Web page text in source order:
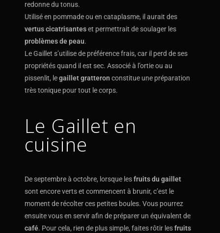
redonne du tonus.
Utilisé en pommade ou en cataplasme, il aurait des
vertus cicatrisanteset permettrait de soulager les
problèmes de peau.
Le Gaillet s’utilise de préférence frais, car il perd de ses
propriétés quand il est sec. Associé à l’ortie ou au
pissenlit, legaillet gratteron constitue une préparation
très tonique pour tout le corps.
Le Gaillet en
cuisine
De septembre à octobre, lorsque lesfruits du gaillet
sont encore verts et commencent à brunir, c’est le
moment de récolter ces petites boules. Vous pourrez
ensuite vous en servir afin de préparer un équivalent de
café. Pour cela, rien de plus simple, faites rôtir lesfruits